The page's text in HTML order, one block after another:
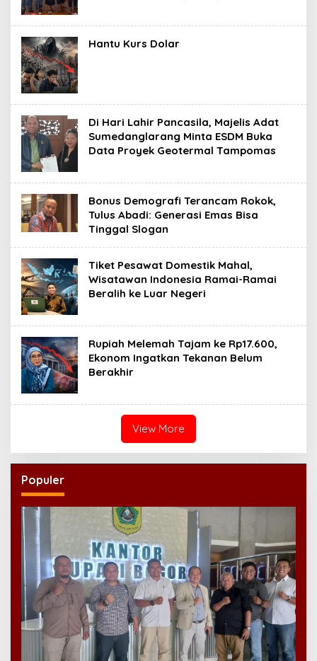
Hantu Kurs Dolar
Di Hari Lahir Pancasila, Majelis Adat
Sumedanglarang Minta ESDM Buka
Data Proyek Geotermal Tampomas
Bonus Demografi Terancam Rokok,
Tulus Abadi: Generasi Emas Bisa
Tinggal Slogan
Tiket Pesawat Domestik Mahal,
Wisatawan Indonesia Ramai-Ramai
Beralih ke Luar Negeri
Rupiah Melemah Tajam ke Rp17.600,
Ekonom Ingatkan Tekanan Belum
Berakhir
View More
Populer